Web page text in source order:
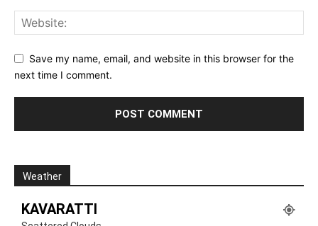
Save my name, email, and website in this browser for the
next time I comment.
Weather
KAVARATTI